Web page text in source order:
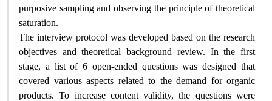
purposive sampling and observing the principle of theoretical
saturation.
The interview protocol was developed based on the research
objectives and theoretical background review. In the first
stage, a list of 6 open-ended questions was designed that
covered various aspects related to the demand for organic
products. To increase content validity, the questions were